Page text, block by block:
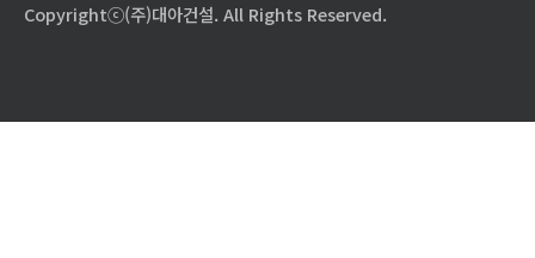
Copyrightⓒ(주)대아건설. All Rights Reserved.